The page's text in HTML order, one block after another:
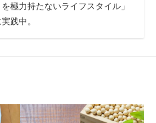
極力持たないライフスタイル」
践中。